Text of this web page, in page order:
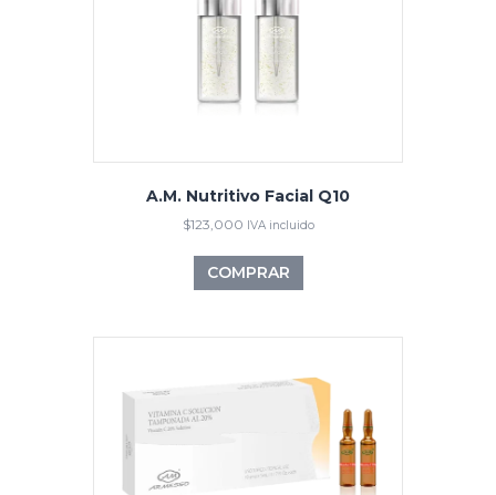
A.M. Nutritivo Facial Q10
$123,000 IVA incluido
COMPRAR